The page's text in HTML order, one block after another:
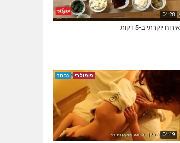
04:28
אירוח יוקרתי ב-5 דקות
04:19
פופולרי נבחר